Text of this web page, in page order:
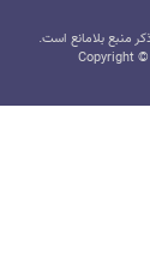
منبع بلامانع است.
Copyright